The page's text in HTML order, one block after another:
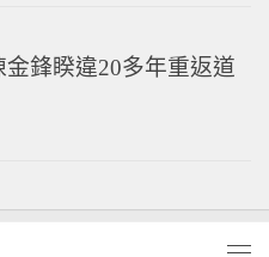
鋒睽違20多年重返道